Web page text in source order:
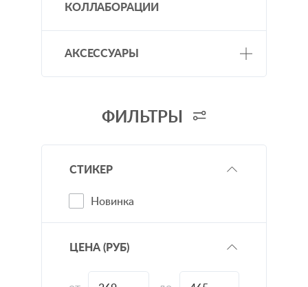
КОЛЛАБОРАЦИИ
АКСЕССУАРЫ
СумкиФИЛЬТРЫ
СТИКЕР
Новинка
ЦЕНА(РУБ)